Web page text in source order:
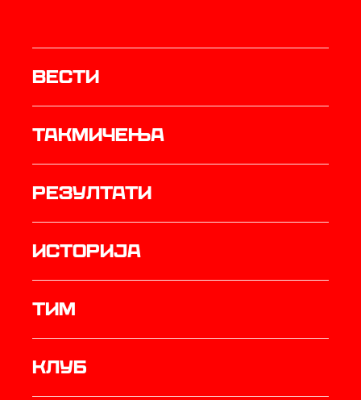
Вести
Такмичења
резултати
историја
ТИМ
Клуб